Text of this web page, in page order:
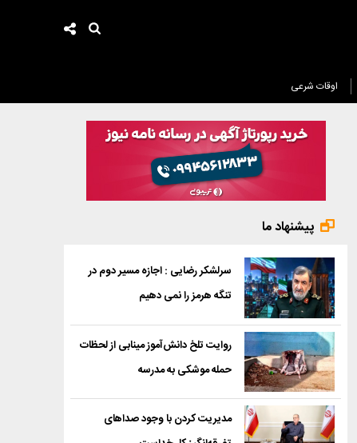
اوقات شرعی
پیشنهاد ما
سرلشکر رضایی : اجازه مسیر دوم در
تنگه هرمز را نمی دهیم
روایت تلخ دانش‌آموز مینابی از لحظات
حمله موشکی به مدرسه
مدیریت کردن با وجود صداهای